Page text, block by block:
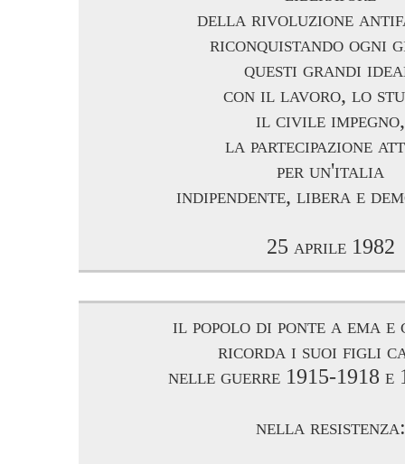
della rivoluzione
riconquistando ogni
questi grandi
con il lavoro, lo
il civile impegno,
la partecipazione
per un'italia
indipendente, libera e
25 aprile 1982
il popolo di ponte a ema e
ricorda i suoi figli
nelle guerre 1915-1918 e
nella resistenza: